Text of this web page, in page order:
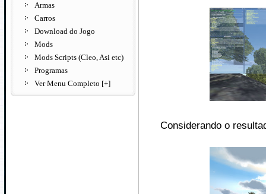
Armas
Carros
Download do Jogo
Mods
Mods Scripts (Cleo, Asi etc)
Programas
Ver Menu Completo [+]
Considerando o